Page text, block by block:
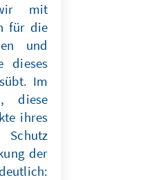
mit
für die
und
dieses
Im
diese
ihres
Schutz
der